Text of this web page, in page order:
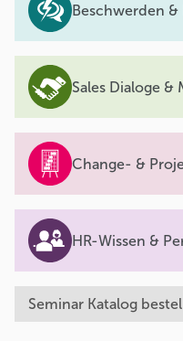
Beschwerden
Sales Dialoge &
Change- &
HR-Wissen &
Seminar Katalog